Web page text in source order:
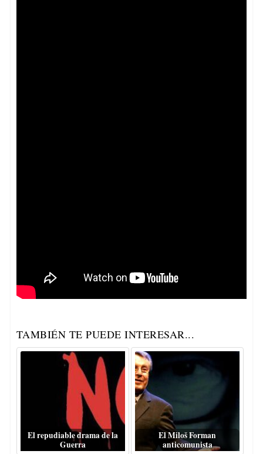
TAMBIÉN TE PUEDE INTERESAR...
El repudiable drama de la
Guerra
El Miloš Forman
anticomunista